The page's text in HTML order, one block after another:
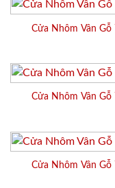
Cửa Nhôm Vân Gỗ
Cửa Nhôm Vân Gỗ
Cửa Nhôm Vân Gỗ